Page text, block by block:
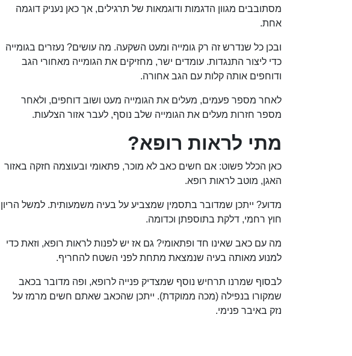
מסתובבים מגוון הדגמות ודוגמאות של תרגילים, אך כאן נעניק דוגמה
אחת.
ובכן כל שנדרש זה רק גומייה ומעט השקעה. מה עושים? נעזרים בגומייה
כדי ליצור התנגדות. עומדים ישר, מחזיקים את הגומייה מאחורי הגב
ודוחפים אותה קלות עם הגב אחורה.
לאחר מספר פעמים, מעלים את הגומייה מעט ושוב דוחפים, ולאחר
מספר חזרות מעלים את הגומייה שלב נוסף, לעבר אזור הצלעות.
מתי לראות רופא?
כאן הכלל פשוט: אם חשים כאב לא מוכר, פתאומי ובעוצמה חזקה באזור
האגן, מוטב לראות רופא.
מדוע? ייתכן שמדובר בתסמין שמצביע על בעיה משמעותית. למשל הריון
חוץ רחמי, דלקת בתוספתן וכדומה.
מה עם כאב שאינו חד ופתאומי? גם אז יש לפנות לראות רופא, וזאת כדי
למנוע מאותה בעיה שנמצאת מתחת לפני השטח להחריף.
לבסוף שמרנו תרחיש נוסף שמצדיק פנייה לרופא, ופה מדובר בכאב
שמקורו בנפילה (מכה ממוקדת). ייתכן שהכאב שאתם חשים מרמז על
נזק באיבר פנימי.